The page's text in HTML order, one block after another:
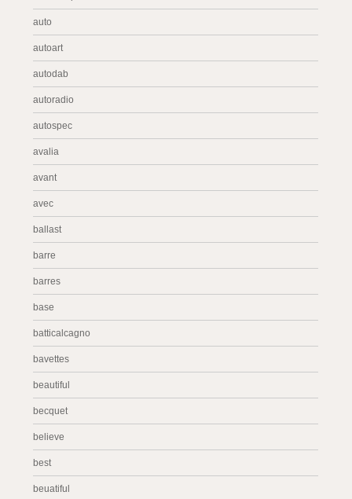
auto
autoart
autodab
autoradio
autospec
avalia
avant
avec
ballast
barre
barres
base
batticalcagno
bavettes
beautiful
becquet
believe
best
beuatiful